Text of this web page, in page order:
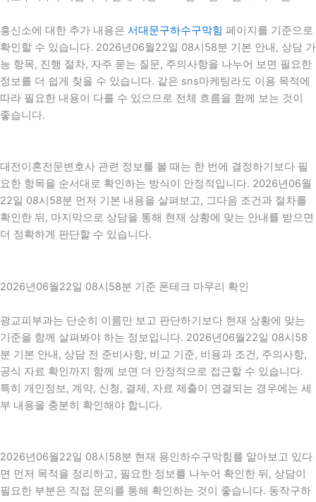
흥신소에 대한 추가 내용은 서대문구하수구막힘 페이지를 기준으로
확인할 수 있습니다. 2026년06월22일 08시58분 기본 안내, 상담 가
능 항목, 진행 절차, 자주 묻는 질문, 주의사항을 나누어 보면 필요한
정보를 더 쉽게 찾을 수 있습니다. 같은 sns마케팅라도 이용 목적에
따라 필요한 내용이 다를 수 있으므로 전체 흐름을 함께 보는 것이
좋습니다.
대전이혼전문변호사 관련 정보를 볼 때는 한 번에 결정하기보다 필
요한 항목을 순서대로 확인하는 방식이 안정적입니다. 2026년06월
22일 08시58분 먼저 기본 내용을 살펴보고, 그다음 조건과 절차를
확인한 뒤, 마지막으로 상담을 통해 현재 상황에 맞는 안내를 받으면
더 정확하게 판단할 수 있습니다.
2026년06월22일 08시58분 기준 폰테크 마무리 확인
광교피부과는 단순히 이름만 보고 판단하기보다 현재 상황에 맞는
기준을 함께 살펴봐야 하는 정보입니다. 2026년06월22일 08시58
분 기본 안내, 상담 전 준비사항, 비교 기준, 비용과 조건, 주의사항,
공식 자료 확인까지 함께 보면 더 안정적으로 접근할 수 있습니다.
특히 개인정보, 계약, 신청, 결제, 자료 제출이 연결되는 경우에는 세
부 내용을 충분히 확인해야 합니다.
2026년06월22일 08시58분 현재 용인하수구막힘를 알아보고 있다
면 먼저 목적을 정리하고, 필요한 정보를 나누어 확인한 뒤, 상담이
필요한 부분은 직접 문의를 통해 확인하는 것이 좋습니다. 동작구하